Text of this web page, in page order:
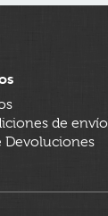
de envío
Devoluciones